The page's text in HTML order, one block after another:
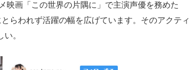
画「この世界の片隅に」で主演声優を務めた
らわれず活躍の幅を広げています。そのアクティ
。